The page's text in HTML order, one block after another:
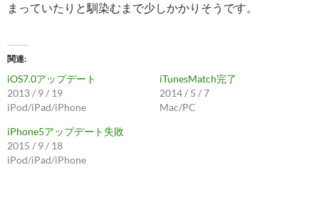
まっていたりと馴染むまで少しかかりそうです。
関連
iOS7.0アップデート
2013 / 9 / 19
iPod/iPad/iPhone
iTunesMatch完了
2014 / 5 / 7
Mac/PC
iPhone5アップデート失敗
2015 / 9 / 18
iPod/iPad/iPhone